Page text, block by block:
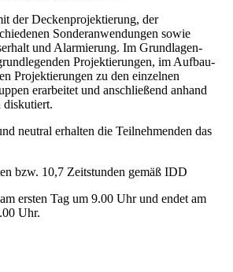
der Deckenprojektierung, der
Sonderanwendungen sowie
und Alarmierung. Im Grundlagen-
Projektierungen, im Aufbau-
Projektierungen zu den einzelnen
erarbeitet und anschließend anhand
diskutiert.
neutral erhalten die Teilnehmenden das
bzw. 10,7 Zeitstunden gemäß IDD
ersten Tag um 9.00 Uhr und endet am
Uhr.